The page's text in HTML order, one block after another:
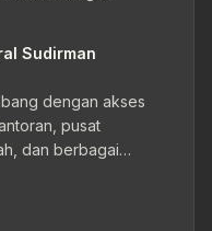
Sudirman
dengan akses
pusat
dan berbagai